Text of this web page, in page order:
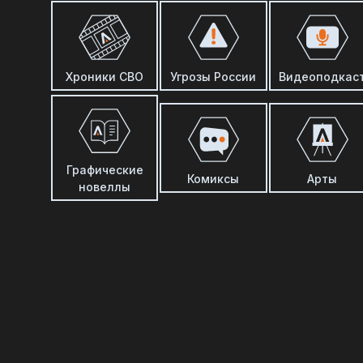
Хроники СВО Угрозы России
Графические
новеллы
Комиксы Арты